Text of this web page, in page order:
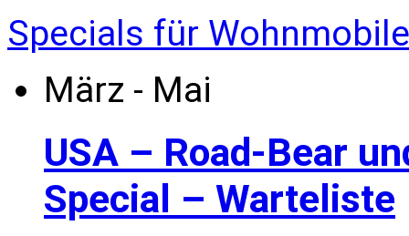
Specials für Wohnmobile
März - Mai
USA – Road-Bear
Special – Warteliste